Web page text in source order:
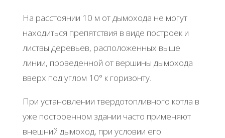
На расстоянии 10 м от дымохода не могут
находиться препятствия в виде построек и
листвы деревьев, расположенных выше
линии, проведенной от вершины дымохода
вверх под углом 10° к горизонту.
При установлении твердотопливного котла в
уже построенном здании часто применяют
внешний дымоход, при условии его